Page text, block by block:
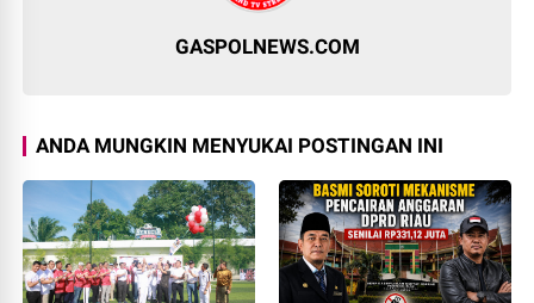
GASPOLNEWS.COM
ANDA MUNGKIN MENYUKAI POSTINGAN INI